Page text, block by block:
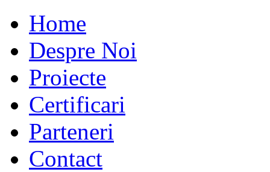
Home
Despre Noi
Proiecte
Certificari
Parteneri
Contact